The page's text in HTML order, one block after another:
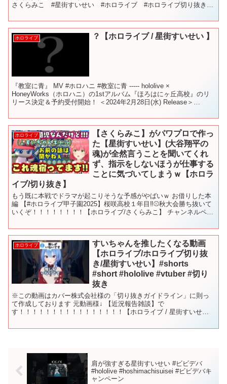
さくらみこ #星街すいせい #ホロライブ #ホロライブ切り抜き
ホロライブ ？【ホロライブ / 星街すいせい 】
『教室に青』 MV #ホロハニ #教室に青 ----- hololive ×
HoneyWorks（ホロハニ）の1stアルバム『ほろはにヶ丘高校』のリ
リース決定＆予約受付開始！ ＜2024年2月28日(水) Release＞
ホロライブ
【さくらみこ】がパワプロで作っ
た【星街すいせい】(大谷翔平の
魂)が全然言うことを聞いてくれ
ず、指示をしないほうが仕事する
ことに気づいてしまうｗ【ホロラ
イブ/切り抜き】
もう既に本戦でドラマが起こりそうな予感がやばいｗ お借りした本
編 【#ホロライブ甲子園2025】桜咲高校１年目‼⚾秋大会勝ち抜いて
いくぞ！！！！！！！！【ホロライブ/さくらみこ】 チャンネルペー
ホロライブ
すいちゃんを推したくなる動画
【ホロライブ/ホロライブ切り抜
き/星街すいせい】#shorts
#short #hololive #vtuber #切り
抜き
※この動画はカバー株式会社様の「切り抜きガイドライン」に則っ
て作成しております 元動画様↓ 【近況報告雑談】で
す！！！！！！！！！！！！！！！！【ホロライブ / 星街すいせ
肩が強すぎる星街すいせい #ビビデバ
#hololive #hoshimachisuisei #ビビデバキ
ャンペーン